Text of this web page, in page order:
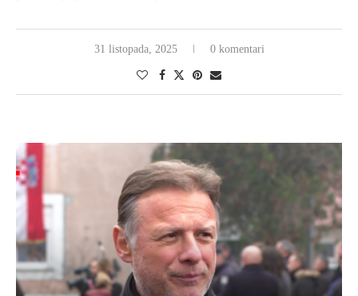
31 listopada, 2025 0 komentari